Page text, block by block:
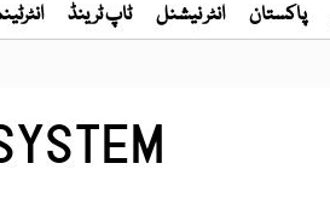
پاکستان انٹر نیشنل ٹاپ ٹرینڈ